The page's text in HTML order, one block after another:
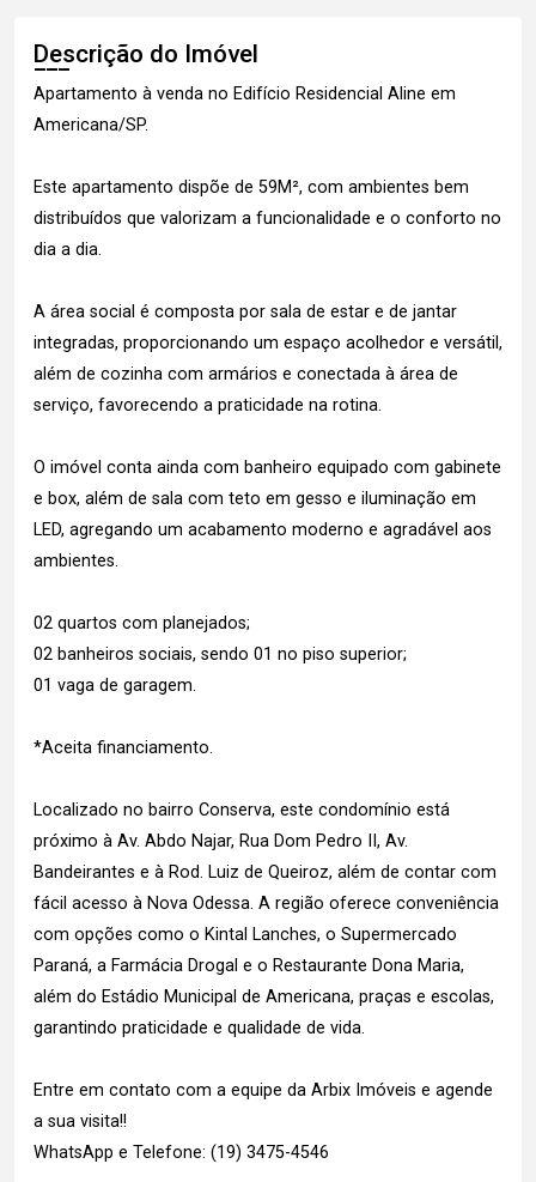
Descrição do Imóvel
Apartamento à venda no Edifício Residencial Aline em
Americana/SP.
Este apartamento dispõe de 59M², com ambientes bem
distribuídos que valorizam a funcionalidade e o conforto no
dia a dia.
A área social é composta por sala de estar e de jantar
integradas, proporcionando um espaço acolhedor e versátil,
além de cozinha com armários e conectada à área de
serviço, favorecendo a praticidade na rotina.
O imóvel conta ainda com banheiro equipado com gabinete
e box, além de sala com teto em gesso e iluminação em
LED, agregando um acabamento moderno e agradável aos
ambientes.
02 quartos com planejados;
02 banheiros sociais, sendo 01 no piso superior;
01 vaga de garagem.
*Aceita financiamento.
Localizado no bairro Conserva, este condomínio está
próximo à Av. Abdo Najar, Rua Dom Pedro II, Av.
Bandeirantes e à Rod. Luiz de Queiroz, além de contar com
fácil acesso à Nova Odessa. A região oferece conveniência
com opções como o Kintal Lanches, o Supermercado
Paraná, a Farmácia Drogal e o Restaurante Dona Maria,
além do Estádio Municipal de Americana, praças e escolas,
garantindo praticidade e qualidade de vida.
Entre em contato com a equipe da Arbix Imóveis e agende
a sua visita!!
WhatsApp e Telefone: (19) 3475-4546